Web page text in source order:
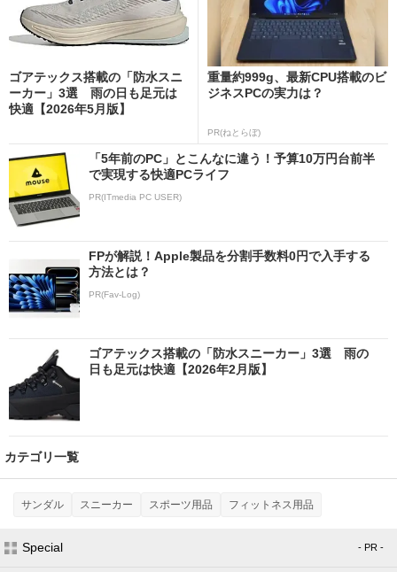
ゴアテックス搭載の「防水スニ
ーカー」3選 雨の日も足元は
快適【2026年5月版】
重量約999g、最新CPU搭載のビ
ジネスPCの実力は？
PR(ねとらぼ)
「5年前のPC」とこんなに違う！予算10万円台前半
で実現する快適PCライフ
PR(ITmedia PC USER)
FPが解説！Apple製品を分割手数料0円で入手する
方法とは？
PR(Fav-Log)
ゴアテックス搭載の「防水スニーカー」3選 雨の
日も足元は快適【2026年2月版】
カテゴリ一覧
サンダル スニーカー スポーツ用品 フィットネス用品
Special - PR -